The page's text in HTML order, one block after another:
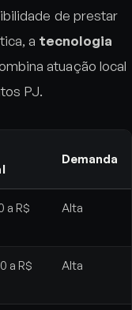
de prestar
a tecnologia
atuação local
PJ.
Demanda
a R$
Alta
a R$
Alta